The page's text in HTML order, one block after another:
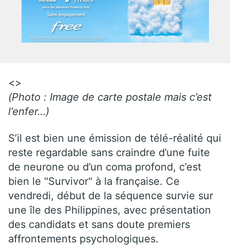
<>
(Photo : Image de carte postale mais c’est
l’enfer…)
S’il est bien une émission de télé-réalité qui
reste regardable sans craindre d’une fuite
de neurone ou d’un coma profond, c’est
bien le "Survivor" à la française. Ce
vendredi, début de la séquence survie sur
une île des Philippines, avec présentation
des candidats et sans doute premiers
affrontements psychologiques.